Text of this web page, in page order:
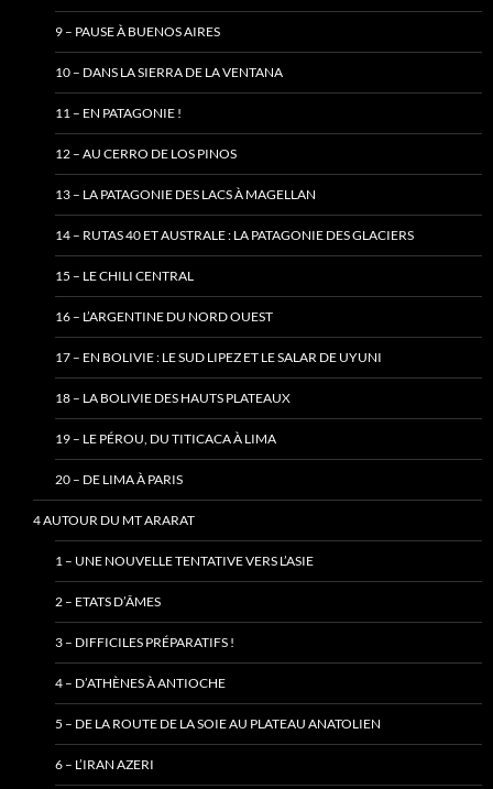
9 – PAUSE À BUENOS AIRES
10 – DANS LA SIERRA DE LA VENTANA
11 – EN PATAGONIE !
12 – AU CERRO DE LOS PINOS
13 – LA PATAGONIE DES LACS À MAGELLAN
14 – RUTAS 40 ET AUSTRALE : LA PATAGONIE DES GLACIERS
15 – LE CHILI CENTRAL
16 – L’ARGENTINE DU NORD OUEST
17 – EN BOLIVIE : LE SUD LIPEZ ET LE SALAR DE UYUNI
18 – LA BOLIVIE DES HAUTS PLATEAUX
19 – LE PÉROU, DU TITICACA À LIMA
20 – DE LIMA À PARIS
4 AUTOUR DU MT ARARAT
1 – UNE NOUVELLE TENTATIVE VERS L’ASIE
2 – ETATS D’ÂMES
3 – DIFFICILES PRÉPARATIFS !
4 – D’ATHÈNES À ANTIOCHE
5 – DE LA ROUTE DE LA SOIE AU PLATEAU ANATOLIEN
6 – L’IRAN AZERI